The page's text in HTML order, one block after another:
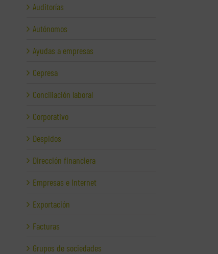
Auditorías
Autónomos
Ayudas a empresas
Cepresa
Conciliación laboral
Corporativo
Despidos
Dirección financiera
Empresas e Internet
Exportación
Facturas
Grupos de sociedades